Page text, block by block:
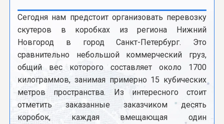
Сегодня нам предстоит организовать перевозку
скутеров в коробках из региона Нижний
Новгород в город Санкт-Петербург. Это
сравнительно небольшой коммерческий груз,
общий вес которого составляет около 1700
килограммов, занимая примерно 15 кубических
метров пространства. Из интересного стоит
отметить заказанные заказчиком десять
коробок, каждая вмещающая один